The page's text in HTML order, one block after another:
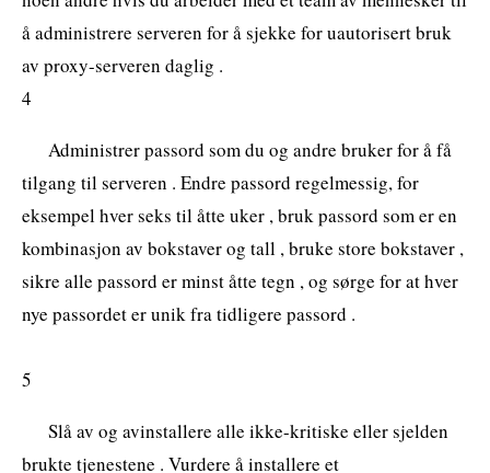
å administrere serveren for å sjekke for uautorisert bruk
av proxy-serveren daglig .
4
Administrer passord som du og andre bruker for å få
tilgang til serveren . Endre passord regelmessig, for
eksempel hver seks til åtte uker , bruk passord som er en
kombinasjon av bokstaver og tall , bruke store bokstaver ,
sikre alle passord er minst åtte tegn , og sørge for at hver
nye passordet er unik fra tidligere passord .
5
Slå av og avinstallere alle ikke-kritiske eller sjelden
brukte tjenestene . Vurdere å installere et